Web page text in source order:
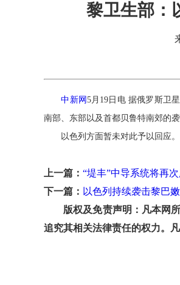
黎卫生部：
中新网 5月19日电 据俄罗斯卫
南部、东部以及首都贝鲁特南郊的
以色列方面暂未对此予以回应。
上一篇： “堤丰”中导系统将再
下一篇： 以色列持续袭击黎巴
版权及免责声明：凡本网所
追究其相关法律责任的权力。